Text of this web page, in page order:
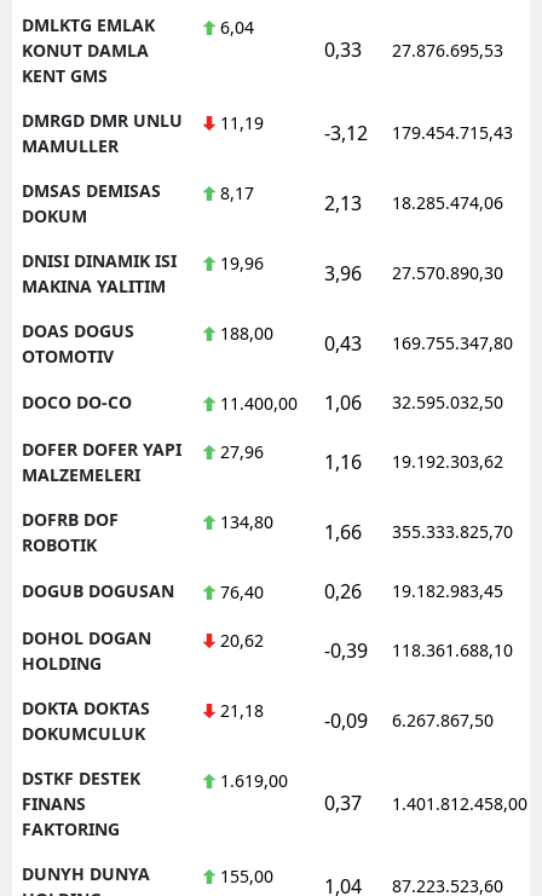
DMLKTG EMLAK
KONUT DAMLA
KENT GMS
6,04
0,33 27.876.695,53
DMRGD DMR UNLU
MAMULLER
11,19 -3,12 179.454.715,43
DMSAS DEMISAS
DOKUM
8,17 2,13 18.285.474,06
DNISI DINAMIK ISI
MAKINA YALITIM
19,96 3,96 27.570.890,30
DOAS DOGUS
OTOMOTIV
188,00 0,43 169.755.347,80
DOCO DO-CO 11.400,00 1,06 32.595.032,50
DOFER DOFER YAPI
MALZEMELERI
27,96 1,16 19.192.303,62
DOFRB DOF
ROBOTIK
134,80 1,66 355.333.825,70
DOGUB DOGUSAN 76,40 0,26 19.182.983,45
DOHOL DOGAN
HOLDING
20,62 -0,39 118.361.688,10
DOKTA DOKTAS
DOKUMCULUK
21,18 -0,09 6.267.867,50
DSTKF DESTEK
FINANS
FAKTORING
1.619,00
0,37 1.401.812.458,00
DUNYH DUNYA
155,00 1,04 87.223.523,60